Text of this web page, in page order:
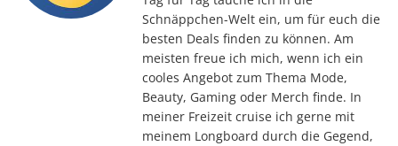
Schnäppchen-Welt ein, um für euch die
besten Deals finden zu können. Am
meisten freue ich mich, wenn ich ein
cooles Angebot zum Thema Mode,
Beauty, Gaming oder Merch finde. In
meiner Freizeit cruise ich gerne mit
meinem Longboard durch die Gegend,